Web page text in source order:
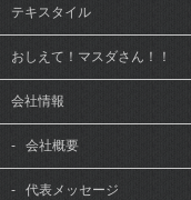
テキスタイル
おしえて！マスダさん！！
会社情報
- 会社概要
- 代表メッセージ